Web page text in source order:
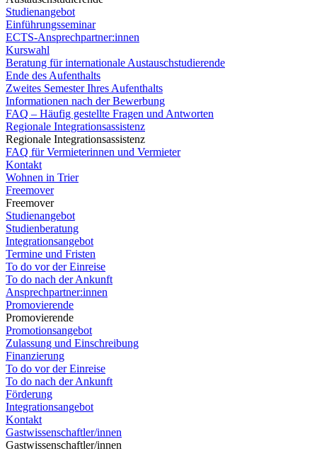
Studienangebot
Einführungsseminar
ECTS-Ansprechpartner:innen
Kurswahl
Beratung für internationale Austauschstudierende
Ende des Aufenthalts
Zweites Semester Ihres Aufenthalts
Informationen nach der Bewerbung
FAQ – Häufig gestellte Fragen und Antworten
Regionale Integrationsassistenz
Regionale Integrationsassistenz
FAQ für Vermieterinnen und Vermieter
Kontakt
Wohnen in Trier
Freemover
Freemover
Studienangebot
Studienberatung
Integrationsangebot
Termine und Fristen
To do vor der Einreise
To do nach der Ankunft
Ansprechpartner:innen
Promovierende
Promovierende
Promotionsangebot
Zulassung und Einschreibung
Finanzierung
To do vor der Einreise
To do nach der Ankunft
Förderung
Integrationsangebot
Kontakt
Gastwissenschaftler/innen
Gastwissenschaftler/innen